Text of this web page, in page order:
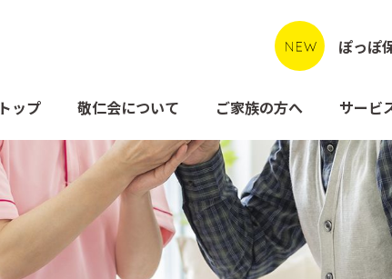
ぽっぽ
トップ 敬仁会について ご家族の方へ サービ